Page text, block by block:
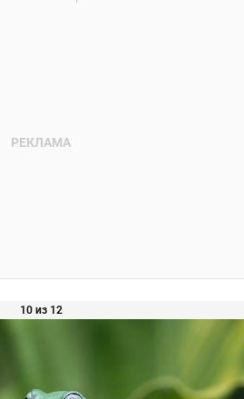
10 из 12